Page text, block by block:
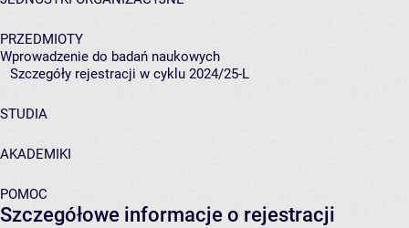
PRZEDMIOTY
Wprowadzenie do badań naukowych
Szczegóły rejestracji w cyklu 2024/25-L
STUDIA
AKADEMIKI
POMOC
Szczegółowe informacje o rejestracji